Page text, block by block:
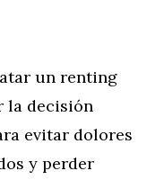
un renting
la decisión
evitar dolores
y perder